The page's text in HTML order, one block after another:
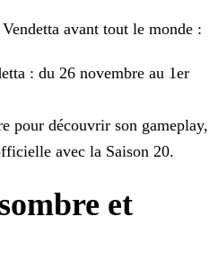
avant tout le monde :
: du 26 novembre au 1er
pour découvrir son gameplay,
avec la Saison 20.
et